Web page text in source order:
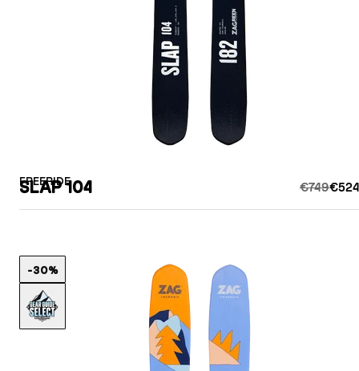
FREERIDE
SLAP 104 €749
-30%